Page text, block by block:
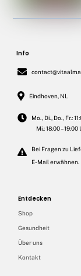
Info
Eindhoven, NL
Mo., Di., Do., Fr.:
Mi.: 18:00 – 19:00
Bei Fragen zu
E-Mail erwähnen.
Entdecken
Shop
Gesundheit
Über uns
Kontakt